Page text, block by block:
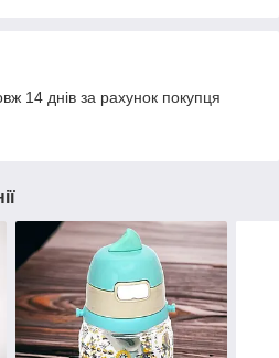
14 днів за рахунок покупця